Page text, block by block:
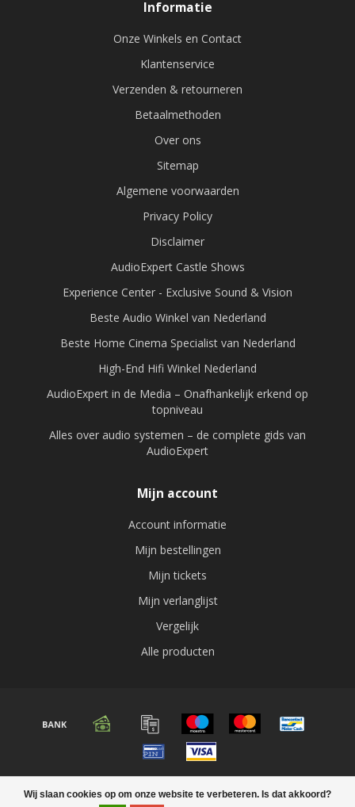
Wij slaan cookies op om onze website te verbeteren. Is dat akkoord?
Informatie
Onze Winkels en Contact
Klantenservice
Verzenden & retourneren
Betaalmethoden
Over ons
Sitemap
Algemene voorwaarden
Privacy Policy
Disclaimer
AudioExpert Castle Shows
Experience Center - Exclusive Sound & Vision
Beste Audio Winkel van Nederland
Beste Home Cinema Specialist van Nederland
High-End Hifi Winkel Nederland
AudioExpert in de Media – Onafhankelijk erkend op
topniveau
Alles over audio systemen – de complete gids van
AudioExpert
Mijn account
Account informatie
Mijn bestellingen
Mijn tickets
Mijn verlanglijst
Vergelijk
Alle producten
© Copyright 2026 Audio expert